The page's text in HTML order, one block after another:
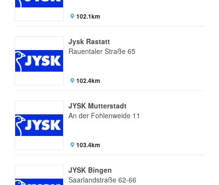
102.1km
Jysk Rastatt
Rauentaler Straße 65
102.4km
JYSK Mutterstadt
An der Fohlenweide 11
103.4km
JYSK Bingen
Saarlandstraße 62-66